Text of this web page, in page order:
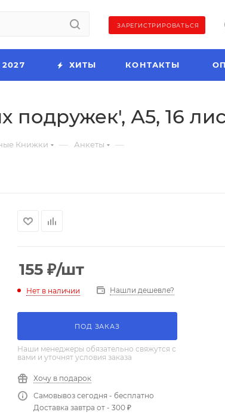
ЗАРЕГИСТРИРОВАТЬСЯ
ХИТЫ КОНТАКТЫ
А5, 16
Книжки — Анкеты —
155 ₽/шт
Нет в наличии Нашли дешевле?
ПОД ЗАКАЗ
Наши менеджеры обязательно свяжутся с
вами и уточнят условия заказа
Хочу в подарок
Самовывоз сегодня - бесплатно
Доставка завтра от - 300 ₽